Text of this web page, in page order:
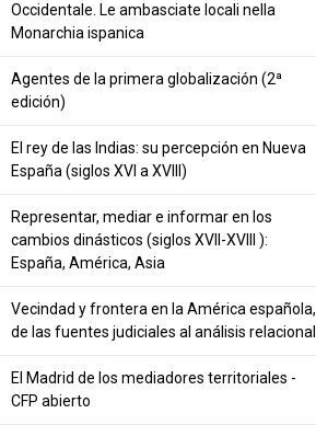
Occidentale. Le ambasciate locali nella
Monarchia ispanica
Agentes de la primera globalización (2ª
edición)
El rey de las Indias: su percepción en Nueva
España (siglos XVI a XVIII)
Representar, mediar e informar en los
cambios dinásticos (siglos XVII-XVIII ):
España, América, Asia
Vecindad y frontera en la América española,
de las fuentes judiciales al análisis relacional
El Madrid de los mediadores territoriales -
CFP abierto